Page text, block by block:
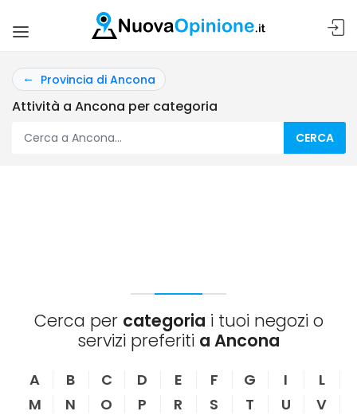
Provincia di Ancona
Attività a Ancona per categoria
CERCA
Cerca per categoria i tuoi negozi o
servizi preferiti a Ancona
A B C D E F G I
L
M
N O P R S T U
V